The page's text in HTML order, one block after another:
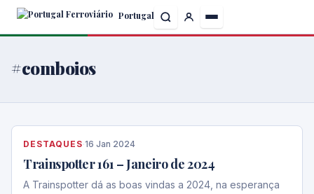
Skip
Portugal
#comboios
DESTAQUES·16 Jan 2024
Trainspotter 161 – Janeiro de 2024
A Trainspotter dá as boas vindas a 2024, na esperança